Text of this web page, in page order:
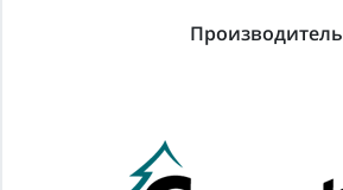
Производитель